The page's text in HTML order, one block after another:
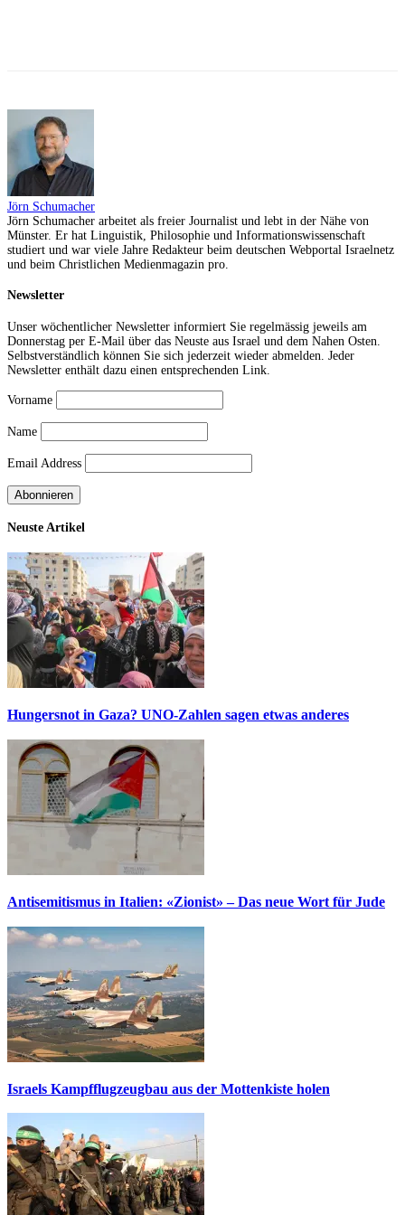
Jörn Schumacher
Jörn Schumacher arbeitet als freier Journalist und lebt in der Nähe von
Münster. Er hat Linguistik, Philosophie und Informationswissenschaft
studiert und war viele Jahre Redakteur beim deutschen Webportal Israelnetz
und beim Christlichen Medienmagazin pro.
Newsletter
Unser wöchentlicher Newsletter informiert Sie regelmässig jeweils am
Donnerstag per E-Mail über das Neuste aus Israel und dem Nahen Osten.
Selbstverständlich können Sie sich jederzeit wieder abmelden. Jeder
Newsletter enthält dazu einen entsprechenden Link.
Vorname
Name
Email Address
Neuste Artikel
Hungersnot in Gaza? UNO-Zahlen sagen etwas anderes
Antisemitismus in Italien: «Zionist» – Das neue Wort für Jude
Israels Kampfflugzeugbau aus der Mottenkiste holen